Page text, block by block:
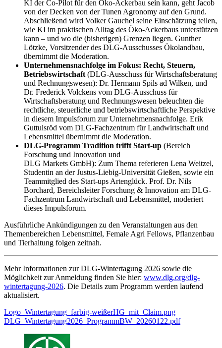
KI der Co-Pilot für den Öko-Ackerbau sein kann, geht Jacob
von der Decken von der Tunen Agronomy auf den Grund.
Abschließend wird Volker Gauchel seine Einschätzung teilen,
wie KI im praktischen Alltag des Öko-Ackerbaus unterstützen
kann – und wo die (bisherigen) Grenzen liegen. Gunther
Lötzke, Vorsitzender des DLG-Ausschusses Ökolandbau,
übernimmt die Moderation.
Unternehmensnachfolge im Fokus: Recht, Steuern,
Betriebswirtschaft (DLG-Ausschuss für Wirtschaftsberatung
und Rechnungswesen): Dr. Hermann Spils ad Wilken, und
Dr. Frederick Volckens vom DLG-Ausschuss für
Wirtschaftsberatung und Rechnungswesen beleuchten die
rechtliche, steuerliche und betriebswirtschaftliche Perspektive
in diesem Impulsforum zur Unternehmensnachfolge. Erik
Guttulsröd vom DLG-Fachzentrum für Landwirtschaft und
Lebensmittel übernimmt die Moderation.
DLG-Programm Tradition trifft Start-up (Bereich
Forschung und Innovation und
DLG Markets GmbH): Zum Thema referieren Lena Weitzel,
Studentin an der Justus-Liebig-Universität Gießen, sowie ein
Teammitglied des Start-ups Artenglück. Prof. Dr. Nils
Borchard, Bereichsleiter Forschung & Innovation am DLG-
Fachzentrum Landwirtschaft und Lebensmittel, moderiert
dieses Impulsforum.
Ausführliche Ankündigungen zu den Veranstaltungen aus den
Themenbereichen Lebensmittel, Female Agri Fellows, Pflanzenbau
und Tierhaltung folgen zeitnah.
Mehr Informationen zur DLG-Wintertagung 2026 sowie die
Möglichkeit zur Anmeldung finden Sie hier: www.dlg.org/dlg-
wintertagung-2026. Die Details zum Programm werden laufend
aktualisiert.
Logo_Wintertagung_farbig-weißerHG_mit_Claim.png
DLG_Wintertagung2026_ProgrammBW_20260122.pdf